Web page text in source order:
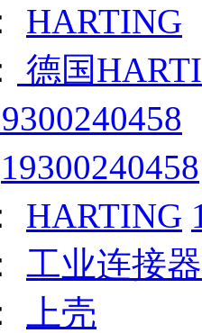
HARTING
德国
19300240458
HARTING
工业连接
上壳